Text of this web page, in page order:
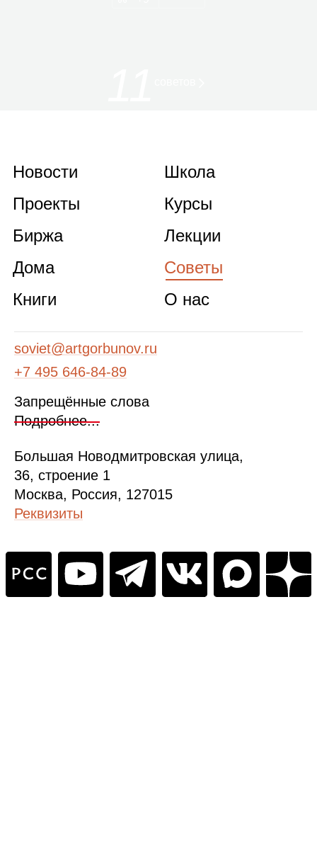
Новости
Проекты
Биржа
Дома
Книги
Школа
Курсы
Лекции
Советы
О нас
soviet@artgorbunov.ru
+7 495 646‑84‑89
Запрещённые слова
Подробнее...
Большая Новодмитровская улица,
36, строение 1
Москва, Россия, 127015
Реквизиты